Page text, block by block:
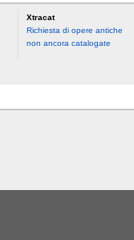
Xtracat
Richiesta di opere antiche
non ancora catalogate